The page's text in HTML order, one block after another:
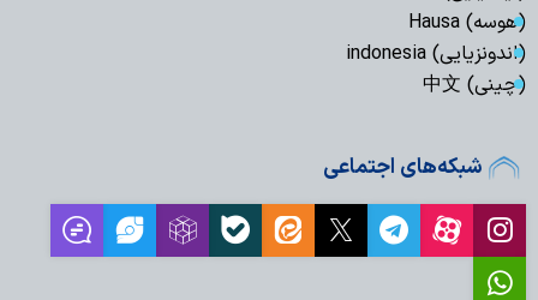
(هوسه) Hausa
(اندونزیایی) indonesia
(چینی) 中文
شبکه‌های اجتماعی